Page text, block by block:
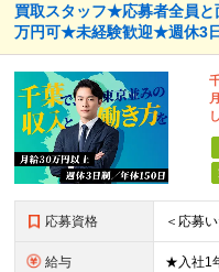
買取スタッフ★応募者全員
万円可★未経験歓迎★週休3
応募資格
給与